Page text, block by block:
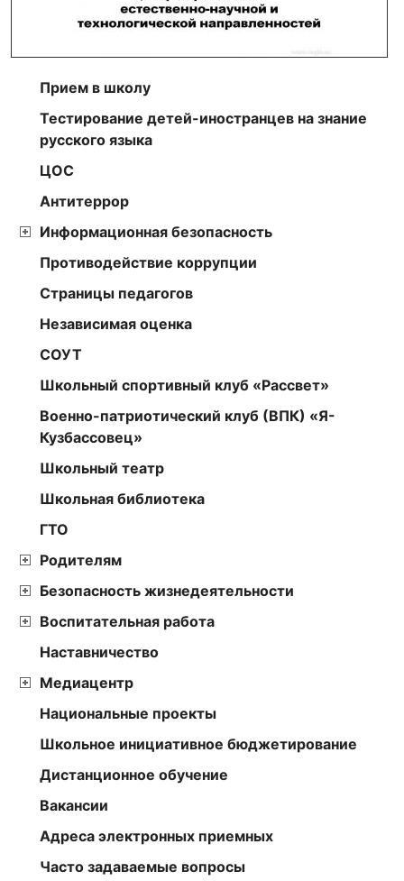
Прием в школу
Тестирование детей-иностранцев на знание
русского языка
ЦОС
Антитеррор
Информационная безопасность
Противодействие коррупции
Страницы педагогов
Независимая оценка
СОУТ
Школьный спортивный клуб «Рассвет»
Военно-патриотический клуб (ВПК) «Я-
Кузбассовец»
Школьный театр
Школьная библиотека
ГТО
Родителям
Безопасность жизнедеятельности
Воспитательная работа
Наставничество
Медиацентр
Национальные проекты
Школьное инициативное бюджетирование
Дистанционное обучение
Вакансии
Адреса электронных приемных
Часто задаваемые вопросы